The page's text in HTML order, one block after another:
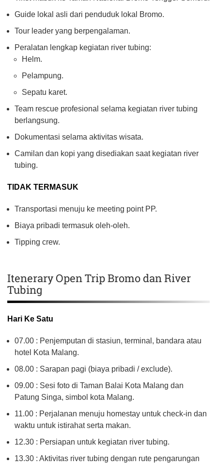
Guide lokal asli dari penduduk lokal Bromo.
Tour leader yang berpengalaman.
Peralatan lengkap kegiatan river tubing:
Helm.
Pelampung.
Sepatu karet.
Team rescue profesional selama kegiatan river tubing
berlangsung.
Dokumentasi selama aktivitas wisata.
Camilan dan kopi yang disediakan saat kegiatan river
tubing.
TIDAK TERMASUK
Transportasi menuju ke meeting point PP.
Biaya pribadi termasuk oleh-oleh.
Tipping crew.
Itenerary Open Trip Bromo dan River
Tubing
Hari Ke Satu
07.00 : Penjemputan di stasiun, terminal, bandara atau
hotel Kota Malang.
08.00 : Sarapan pagi (biaya pribadi / exclude).
09.00 : Sesi foto di Taman Balai Kota Malang dan
Patung Singa, simbol kota Malang.
11.00 : Perjalanan menuju homestay untuk check-in dan
waktu untuk istirahat serta makan.
12.30 : Persiapan untuk kegiatan river tubing.
13.30 : Aktivitas river tubing dengan rute pengarungan